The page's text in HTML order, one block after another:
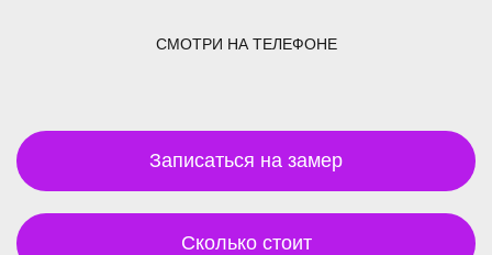
СМОТРИ НА ТЕЛЕФОНЕ
Записаться на замер
Сколько стоит